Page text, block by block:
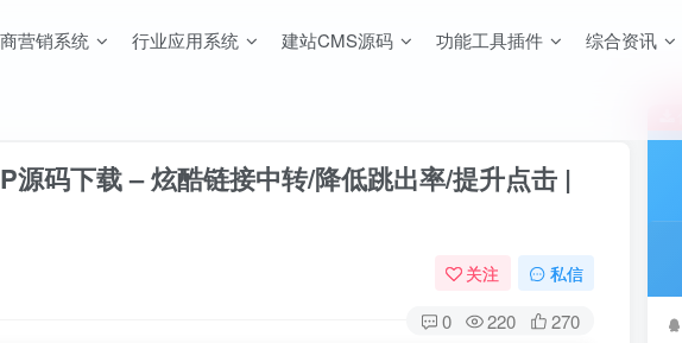
营销系统 行业应用系统 建站CMS源码 功能工具插件 综合资讯
码下载 – 炫酷链接中转/降低跳出率/提升点击 |
关注 私信
0 220 270